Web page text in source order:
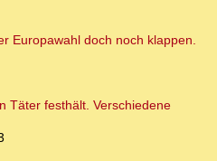
Europawahl doch noch klappen.
Täter festhält. Verschiedene